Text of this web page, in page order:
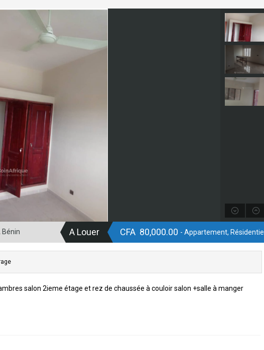
A Louer CFA 80,000.00 - Appartement, Résidentiel
salon 2ieme étage et rez de chaussée à couloir salon +salle à manger